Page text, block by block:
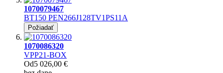
1070079467
BT150 PEN266J128TV1PS11A
Požiadať
1070086320
VPP21-BOX
Od5 026,00 €